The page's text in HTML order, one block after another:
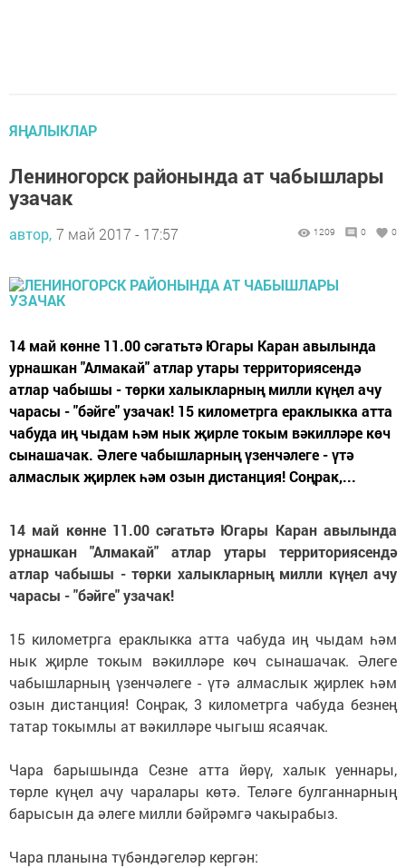
ЯҢАЛЫКЛАР
Лениногорск районында ат чабышлары
узачак
автор, 7 май 2017 - 17:57 1209 0 0
14 май көнне 11.00 сәгатьтә Югары Каран авылында
урнашкан "Алмакай" атлар утары территориясендә
атлар чабышы - төрки халыкларның милли күңел ачу
чарасы - "бәйге" узачак! 15 километрга ераклыкка атта
чабуда иң чыдам һәм нык җирле токым вәкилләре көч
сынашачак. Әлеге чабышларның үзенчәлеге - үтә
алмаслык җирлек һәм озын дистанция! Соңрак,...
14 май көнне 11.00 сәгатьтә Югары Каран авылында
урнашкан "Алмакай" атлар утары территориясендә
атлар чабышы - төрки халыкларның милли күңел ачу
чарасы - "бәйге" узачак!
15 километрга ераклыкка атта чабуда иң чыдам һәм
нык җирле токым вәкилләре көч сынашачак. Әлеге
чабышларның үзенчәлеге - үтә алмаслык җирлек һәм
озын дистанция! Соңрак, 3 километрга чабуда безнең
татар токымлы ат вәкилләре чыгыш ясаячак.
Чара барышында Сезне атта йөрү, халык уеннары,
төрле күңел ачу чаралары көтә. Теләге булганнарның
барысын да әлеге милли бәйрәмгә чакырабыз.
Чара планына түбәндәгеләр кергән: